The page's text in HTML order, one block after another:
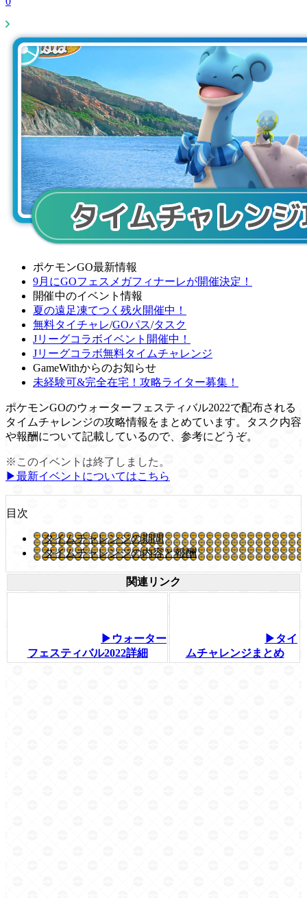
ポケモンGO最新情報
9月にGOフェスメガフィナーレが開催決定！
開催中のイベント情報
夏の遠足凍てつく残火開催中！
無料タイチャレ/GOパス/タスク
Jリーグコラボイベント開催中！
Jリーグコラボ無料タイムチャレンジ
GameWithからのお知らせ
未経験可&完全在宅！攻略ライター募集！
ポケモンGOのウォーターフェスティバル2022で配布される
タイムチャレンジの攻略情報をまとめています。タスク内容
や報酬について記載しているので、参考にどうぞ。
※このイベントは終了しました。
▶︎最新イベントについてはこちら
目次
タイムチャレンジの期間
タイムチャレンジの内容と報酬
関連リンク
▶ウォーター
フェスティバル2022詳細
▶タイ
ムチャレンジまとめ